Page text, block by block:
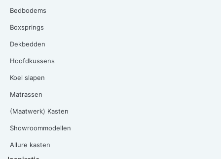
Bedbodems
Boxsprings
Dekbedden
Hoofdkussens
Koel slapen
Matrassen
(Maatwerk) Kasten
Showroommodellen
Allure kasten